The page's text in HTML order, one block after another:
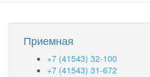
Приемная
+7 (41543) 32-100
+7 (41543) 31-672